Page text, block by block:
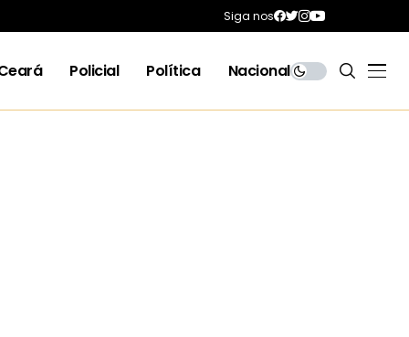
Siga nos
Policial Política Nacional